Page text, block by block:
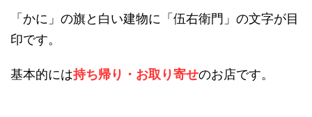
「かに」の旗と白い建物に「伍右衛門」の文字が目
印です。
基本的には持ち帰り・お取り寄せのお店です。